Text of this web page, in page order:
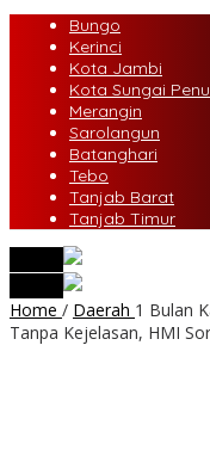
Bungo
Kerinci
Kota Jambi
Kota Sungai
Merangin
Sarolangun
Batanghari
Tebo
Tanjab Barat
Tanjab Timur
Home / Daerah 1 Bulan
Tanpa Kejelasan, HMI